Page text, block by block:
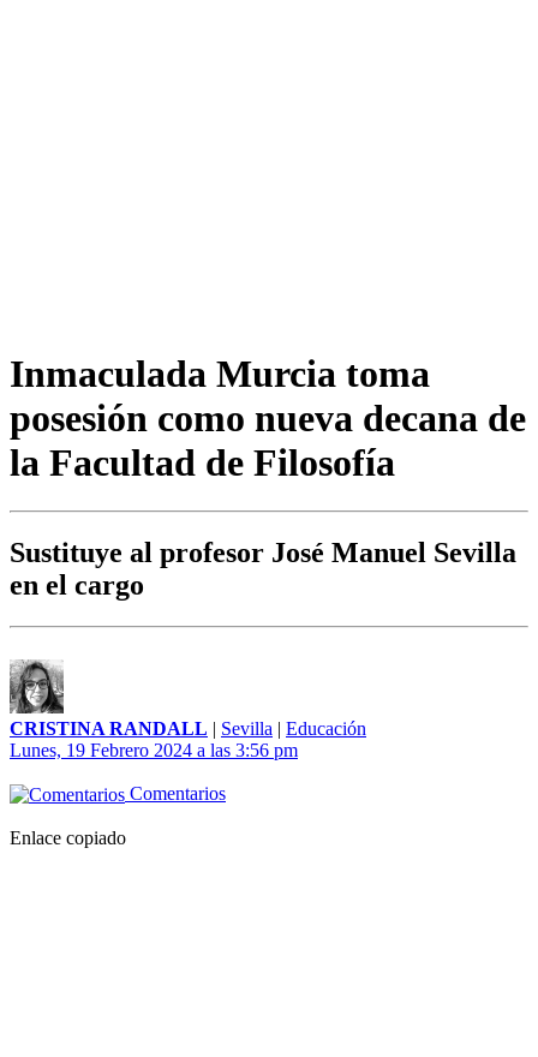
Inmaculada Murcia toma
posesión como nueva decana de
la Facultad de Filosofía
Sustituye al profesor José Manuel Sevilla
en el cargo
CRISTINA RANDALL | Sevilla | Educación
Lunes, 19 Febrero 2024 a las 3:56 pm
Comentarios
Enlace copiado